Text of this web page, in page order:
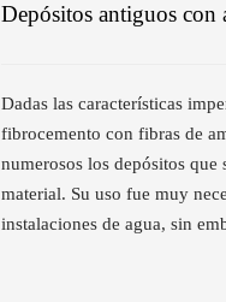
Depósitos antiguos con
Dadas las características
fibrocemento con fibras de
numerosos los depósitos que
material. Su uso fue muy
instalaciones de agua, sin